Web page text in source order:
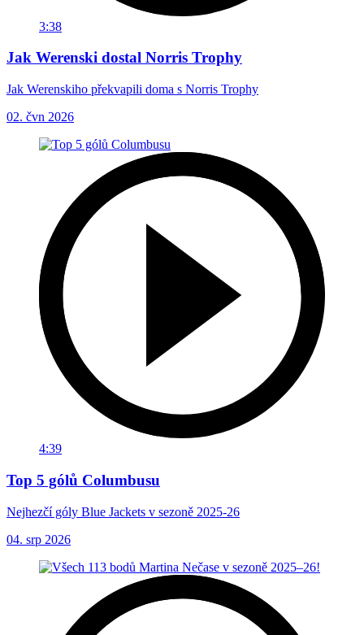
3:38
Jak Werenski dostal Norris Trophy
Jak Werenskiho překvapili doma s Norris Trophy
02. čvn 2026
4:39
Top 5 gólů Columbusu
Nejhezčí góly Blue Jackets v sezoně 2025-26
04. srp 2026